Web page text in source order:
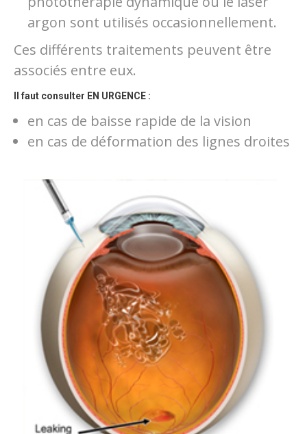
argon sont utilisés occasionnellement.
Ces différents traitements peuvent être
associés entre eux.
Il faut consulter EN URGENCE :
en cas de baisse rapide de la vision
en cas de déformation des lignes droites